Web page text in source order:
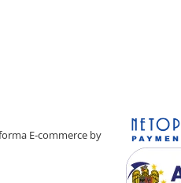
E-commerce by